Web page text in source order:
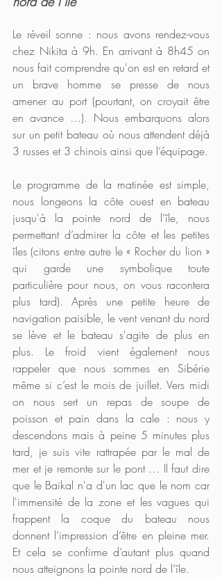
Le réveil sonne : nous avons rendez-vous
chez Nikita à 9h. En arrivant à 8h45 on
nous fait comprendre qu'on est en retard et
un brave homme se presse de nous
amener au port (pourtant, on croyait être
en avance …). Nous embarquons alors
sur un petit bateau où nous attendent déjà
3 russes et 3 chinois ainsi que l’équipage.
Le programme de la matinée est simple,
nous longeons la côte ouest en bateau
jusqu'à la pointe nord de l’île, nous
permettant d’admirer la côte et les petites
îles (citons entre autre le « Rocher du lion »
qui garde une symbolique toute
particulière pour nous, on vous racontera
plus tard). Après une petite heure de
navigation paisible, le vent venant du nord
se lève et le bateau s'agite de plus en
plus. Le froid vient également nous
rappeler que nous sommes en Sibérie
même si c’est le mois de juillet. Vers midi
on nous sert un repas de soupe de
poisson et pain dans la cale : nous y
descendons mais à peine 5 minutes plus
tard, je suis vite rattrapée par le mal de
mer et je remonte sur le pont … Il faut dire
que le Baikal n'a d'un lac que le nom car
l'immensité de la zone et les vagues qui
frappent la coque du bateau nous
donnent l’impression d’être en pleine mer.
Et cela se confirme d’autant plus quand
nous atteignons la pointe nord de l’île.